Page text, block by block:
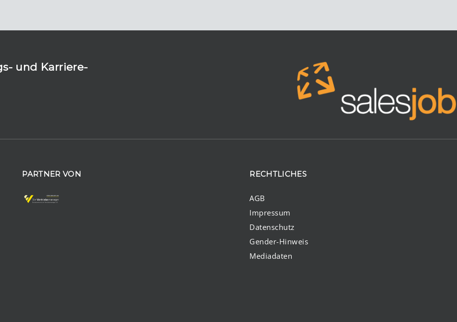
und Karriere-
PARTNER VON RECHTLICHES
AGB
Impressum
Datenschutz
Gender-Hinweis
Mediadaten